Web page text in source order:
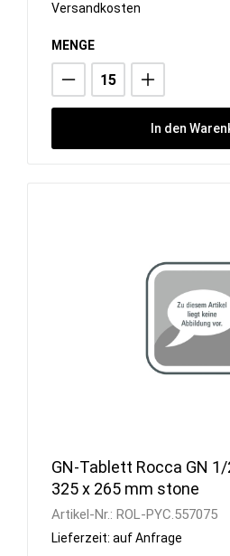
Versandkosten
MENGE
In den
GN-Tablett Rocca GN 1/
325 x 265 mm stone
Artikel-Nr.: ROL-PYC.557075
Lieferzeit: auf Anfrage